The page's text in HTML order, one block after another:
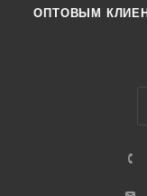
ОПТОВЫМ